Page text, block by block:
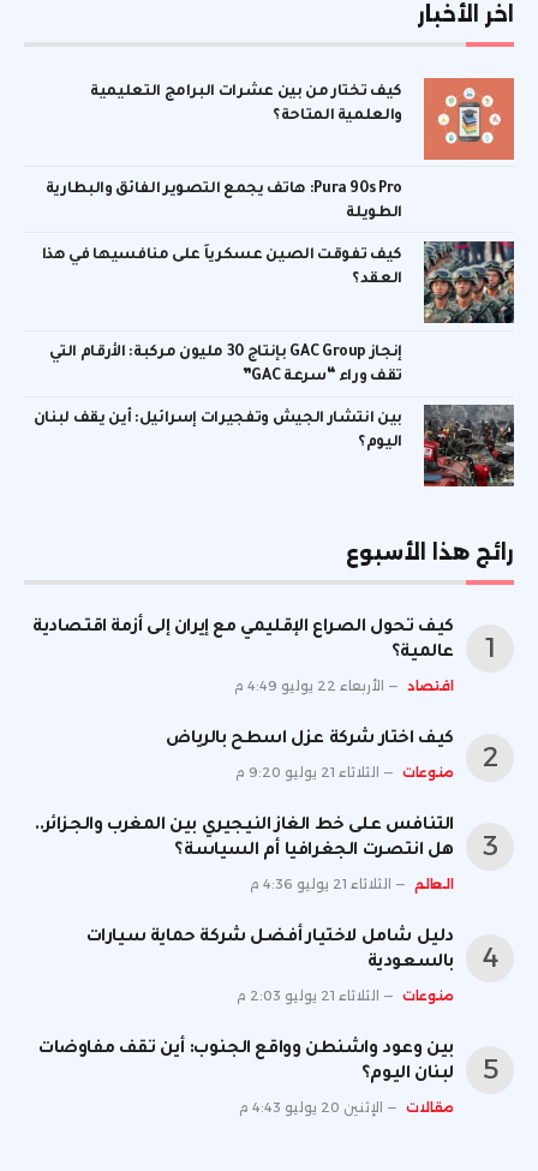
اخر الأخبار
كيف تختار من بين عشرات البرامج التعليمية
والعلمية المتاحة؟
Pura 90s Pro: هاتف يجمع التصوير الفائق والبطارية
الطويلة
كيف تفوقت الصين عسكرياً على منافسيها في هذا
العقد؟
إنجاز GAC Group بإنتاج 30 مليون مركبة: الأرقام التي
تقف وراء “سرعة GAC”
بين انتشار الجيش وتفجيرات إسرائيل: أين يقف لبنان
اليوم؟
رائج هذا الأسبوع
كيف تحول الصراع الإقليمي مع إيران إلى أزمة اقتصادية
عالمية؟
اقتصاد الأربعاء 22 يوليو 4:49 م
كيف اختار شركة عزل اسطح بالرياض
منوعات الثلاثاء 21 يوليو 9:20 م
التنافس على خط الغاز النيجيري بين المغرب والجزائر..
هل انتصرت الجغرافيا أم السياسة؟
العالم الثلاثاء 21 يوليو 4:36 م
دليل شامل لاختيار أفضل شركة حماية سيارات
بالسعودية
منوعات الثلاثاء 21 يوليو 2:03 م
بين وعود واشنطن وواقع الجنوب: أين تقف مفاوضات
لبنان اليوم؟
مقالات الإثنين 20 يوليو 4:43 م